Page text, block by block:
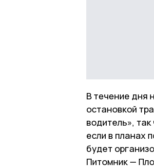
В течение дня
остановкой
водитель»,
если в планах
будет
Питомник —